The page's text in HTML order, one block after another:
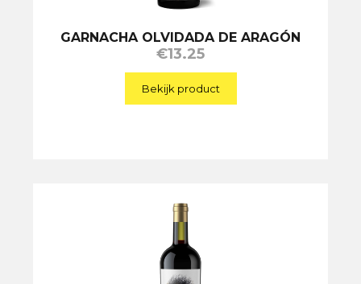
GARNACHA OLVIDADA DE ARAGÓN
€13.25
Bekijk product